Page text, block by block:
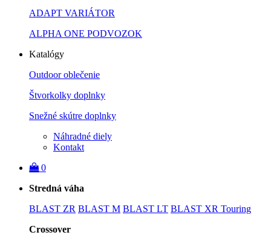
ADAPT VARIÁTOR
ALPHA ONE PODVOZOK
Katalógy
Outdoor oblečenie
Štvorkolky doplnky
Snežné skútre doplnky
Náhradné diely
Kontakt
0
Stredná váha
BLAST ZR BLAST M BLAST LT BLAST XR Touring
Crossover